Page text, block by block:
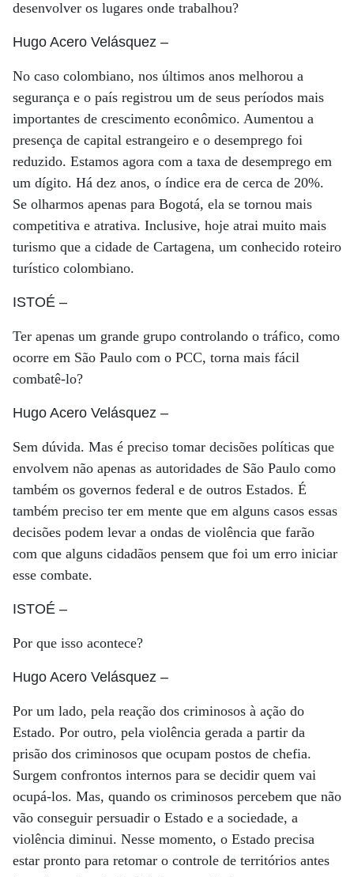
desenvolver os lugares onde trabalhou?
Hugo Acero Velásquez –
No caso colombiano, nos últimos anos melhorou a
segurança e o país registrou um de seus períodos mais
importantes de crescimento econômico. Aumentou a
presença de capital estrangeiro e o desemprego foi
reduzido. Estamos agora com a taxa de desemprego em
um dígito. Há dez anos, o índice era de cerca de 20%.
Se olharmos apenas para Bogotá, ela se tornou mais
competitiva e atrativa. Inclusive, hoje atrai muito mais
turismo que a cidade de Cartagena, um conhecido roteiro
turístico colombiano.
ISTOÉ –
Ter apenas um grande grupo controlando o tráfico, como
ocorre em São Paulo com o PCC, torna mais fácil
combatê-lo?
Hugo Acero Velásquez –
Sem dúvida. Mas é preciso tomar decisões políticas que
envolvem não apenas as autoridades de São Paulo como
também os governos federal e de outros Estados. É
também preciso ter em mente que em alguns casos essas
decisões podem levar a ondas de violência que farão
com que alguns cidadãos pensem que foi um erro iniciar
esse combate.
ISTOÉ –
Por que isso acontece?
Hugo Acero Velásquez –
Por um lado, pela reação dos criminosos à ação do
Estado. Por outro, pela violência gerada a partir da
prisão dos criminosos que ocupam postos de chefia.
Surgem confrontos internos para se decidir quem vai
ocupá-los. Mas, quando os criminosos percebem que não
vão conseguir persuadir o Estado e a sociedade, a
violência diminui. Nesse momento, o Estado precisa
estar pronto para retomar o controle de territórios antes